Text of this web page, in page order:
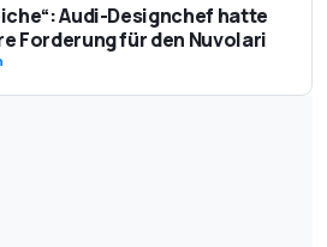
Audi-Designchef hatte
Forderung für den Nuvolari